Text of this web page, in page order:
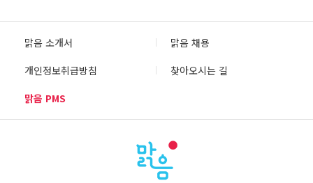
맑음 소개서
맑음 채용
개인정보취급방침
찾아오시는 길
맑음 PMS